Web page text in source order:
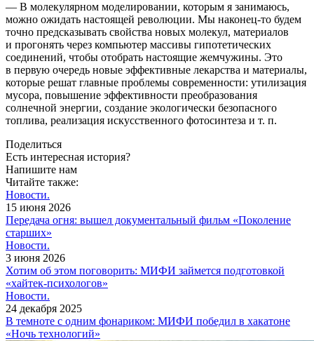
— В молекулярном моделировании, которым я занимаюсь,
можно ожидать настоящей революции. Мы наконец-то будем
точно предсказывать свойства новых молекул, материалов
и прогонять через компьютер массивы гипотетических
соединений, чтобы отобрать настоящие жемчужины. Это
в первую очередь новые эффективные лекарства и материалы,
которые решат главные проблемы современности: утилизация
мусора, повышение эффективности преобразования
солнечной энергии, создание экологически безопасного
топлива, реализация искусственного фотосинтеза и т. п.
Поделиться
Есть интересная история?
Напишите нам
Читайте также:
Новости.
15 июня 2026
Передача огня: вышел документальный фильм «Поколение
старших»
Новости.
3 июня 2026
Хотим об этом поговорить: МИФИ займется подготовкой
«хайтек-психологов»
Новости.
24 декабря 2025
В темноте с одним фонариком: МИФИ победил в хакатоне
«Ночь технологий»